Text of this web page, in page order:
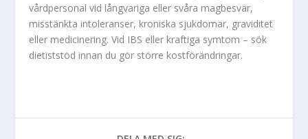
vårdpersonal vid långvariga eller svåra magbesvär,
misstänkta intoleranser, kroniska sjukdomar, graviditet
eller medicinering. Vid IBS eller kraftiga symtom – sök
dietiststöd innan du gör större kostförändringar.